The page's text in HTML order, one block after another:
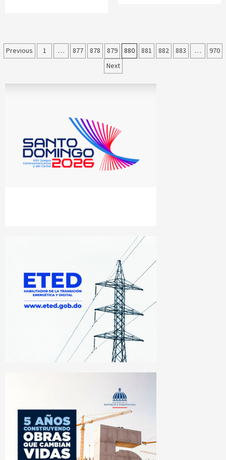
Paginación
Previous 1 … 877 878 879 880 881 882 883 …
970
Next